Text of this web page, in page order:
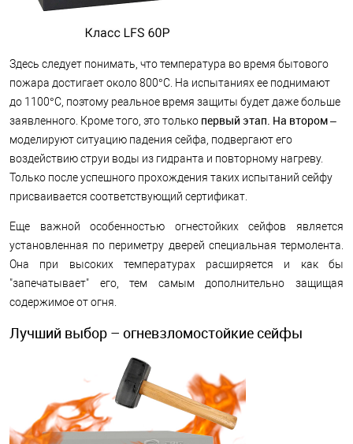
Здесь следует понимать, что температура во время бытового
пожара достигает около 800°C. На испытаниях ее поднимают
до 1100°C, поэтому реальное время защиты будет даже больше
заявленного. Кроме того, это только первый этап. На втором–
моделируют ситуацию падения сейфа, подвергают его
воздействию струи воды из гидранта и повторному нагреву.
Только после успешного прохождения таких испытаний сейфу
присваивается соответствующий сертификат.
Еще важной особенностью огнестойких сейфов является
установленная по периметру дверей специальная термолента.
Она при высоких температурах расширяется и как бы
"запечатывает" его, тем самым дополнительно защищая
содержимое от огня.
Лучший выбор – огневзломостойкие сейфы